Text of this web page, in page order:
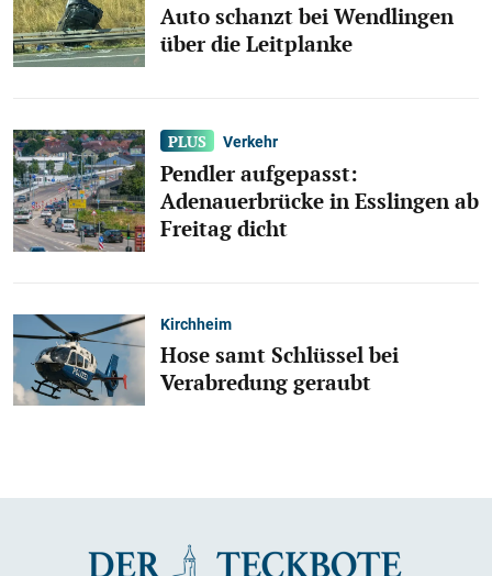
Auto schanzt bei Wendlingen
über die Leitplanke
Verkehr
Pendler aufgepasst:
Adenauerbrücke in Esslingen ab
Freitag dicht
Kirchheim
Hose samt Schlüssel bei
Verabredung geraubt